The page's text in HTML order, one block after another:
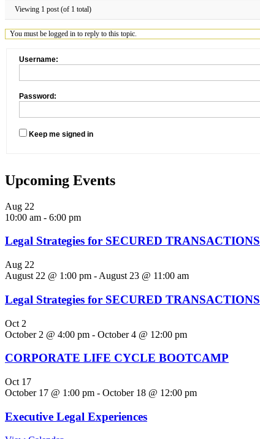
Viewing 1 post (of 1 total)
You must be logged in to reply to this topic.
Username:
Password:
Keep me signed in
Upcoming Events
Aug 22
10:00 am - 6:00 pm
Legal Strategies for SECURED TRANSACTIONS
Aug 22
August 22 @ 1:00 pm - August 23 @ 11:00 am
Legal Strategies for SECURED TRANSACTIONS
Oct 2
October 2 @ 4:00 pm - October 4 @ 12:00 pm
CORPORATE LIFE CYCLE BOOTCAMP
Oct 17
October 17 @ 1:00 pm - October 18 @ 12:00 pm
Executive Legal Experiences